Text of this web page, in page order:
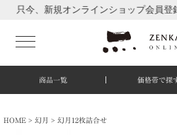
、新規オンラインショップ会員登録に
商品一覧 価格帯で探
HOME 幻月 幻月12枚詰合せ